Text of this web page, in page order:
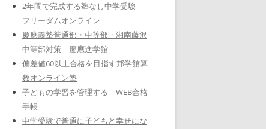
2年間で完成する塾なし中学受験
フリーダムオンライン
慶應義塾普通部・中等部・湘南藤沢
中等部対策 慶應進学館
偏差値60以上合格を目指す邦学館算
数オンライン塾
子どもの学習を管理する WEB合格
手帳
中学受験で普通に子どもと幸せにな